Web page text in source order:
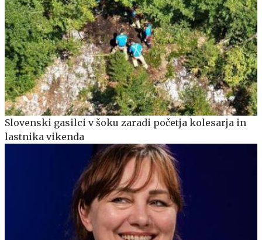
Slovenski gasilci v šoku zaradi početja kolesarja in
lastnika vikenda